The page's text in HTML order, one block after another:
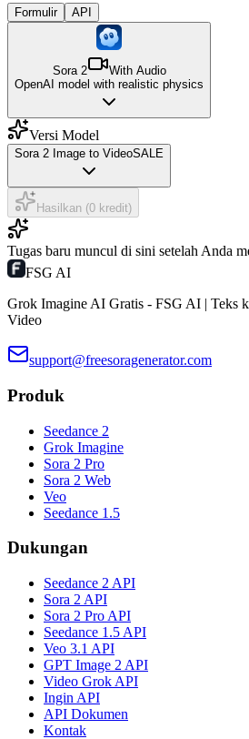
Formulir API
Sora 2
With Audio
OpenAI model with realistic physics
Versi Model
Sora 2 Image to VideoSALE
Hasilkan (0 kredit)
Tugas baru muncul di sini setelah Anda
FSG AI
Grok Imagine AI Gratis - FSG AI | Teks
Video
support@freesoragenerator.com
Produk
Seedance 2
Grok Imagine
Sora 2 Pro
Sora 2 Web
Veo
Seedance 1.5
Dukungan
Seedance 2 API
Sora 2 API
Sora 2 Pro API
Seedance 1.5 API
Veo 3.1 API
GPT Image 2 API
Video Grok API
Ingin API
API Dokumen
Kontak